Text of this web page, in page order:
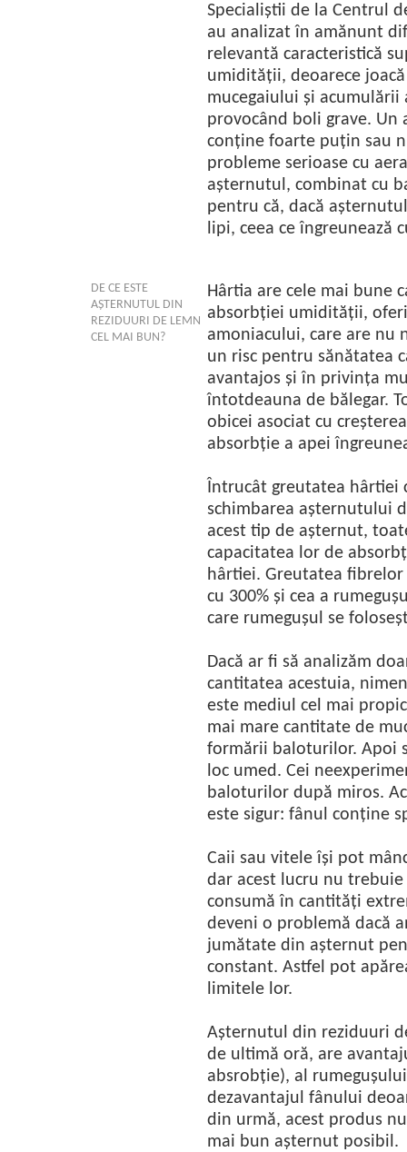
Specialiștii de la Centrul
au analizat în amănunt
relevantă caracteristică
umidității, deoarece
mucegaiului și
provocând boli grave.
conține foarte puțin sau
probleme serioase cu
așternutul, combinat cu
pentru că, dacă
lipi, ceea ce
DE CE ESTE
AȘTERNUTUL DIN
REZIDUURI DE LEMN
CEL MAI BUN?
Hârtia are cele mai bune
absorbției umidității,
amoniacului, care are nu
un risc pentru sănătatea
avantajos și în privința
întotdeauna de bălegar.
obicei asociat cu
absorbție a apei
Întrucât greutatea hârtiei
schimbarea așternutului
acest tip de așternut,
capacitatea lor de
hârtiei. Greutatea fibrelor
cu 300% și cea a
care rumegușul se
Dacă ar fi să analizăm
cantitatea acestuia,
este mediul cel mai
mai mare cantitate de
formării baloturilor. Apoi
loc umed. Cei
baloturilor după miros.
este sigur: fânul conține
Caii sau vitele își pot
dar acest lucru nu
consumă în cantități
deveni o problemă dacă
jumătate din așternut
constant. Astfel pot
limitele lor.
Așternutul din reziduuri
de ultimă oră, are
absrobție), al
dezavantajul fânului
din urmă, acest produs
mai bun așternut posibil.